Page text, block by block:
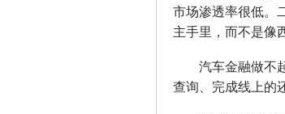
市场渗透率很低。
主手里，而不是像
汽车金融做不起
查询、完成线上的